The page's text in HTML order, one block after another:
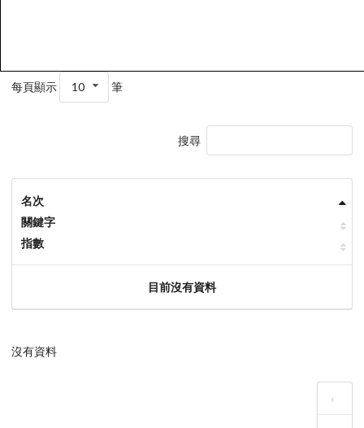
每頁顯示 10 筆
搜尋
名次
關鍵字
指數
目前沒有資料
沒有資料
‹